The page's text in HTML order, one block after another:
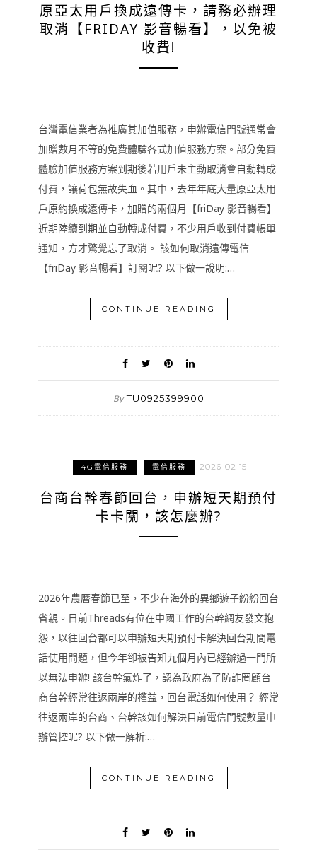
原亞太用戶換成遠傳卡，請務必辦理
取消【FRIDAY 影音暢看】，以免被
收費!
台灣電信業者為推廣其加值服務，申辦電信門號通常會
加贈數月不等的免費體驗各式加值服務方案。部分免費
體驗加值服務方案到期後若用戶未主動取消會自動轉成
付費，讓荷包無故失血。其中，去年年底大量原亞太用
戶原約換成遠傳卡，加贈的兩個月【friDay 影音暢看】
近期陸續到期並自動轉成付費，不少用戶收到付費帳單
通知，方才驚覺忘了取消。 該如何取消遠傳電信
【friDay 影音暢看】訂閱呢? 以下做一說明:…
CONTINUE READING
By TU0925399900
4G電信服務 電信服務 2026-02-15
台商台幹春節回台，申辦短天期預付
卡卡關，該怎麼辦?
2026年農曆春節已至，不少在海外的異鄉遊子紛紛回台
省親。日前Threads有位在中國工作的台幹網友發文抱
怨，以往回台都可以申辦短天期預付卡解決回台期間電
話使用問題，但今年卻被告知九個月內已經辦過一門所
以無法申辦! 該台幹氣炸了，認為政府為了防詐罔顧台
商台幹經常往返兩岸的權益，回台電話如何使用？ 經常
往返兩岸的台商、台幹該如何解決目前電信門號數量申
辦管控呢? 以下做一解析:…
CONTINUE READING